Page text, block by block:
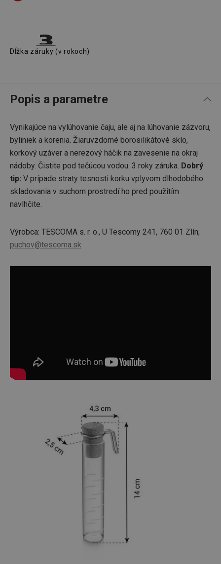
Dĺžka záruky (v rokoch)
Popis a parametre
Vynikajúce na vylúhovanie čaju, ale aj na lúhovanie zázvoru,
byliniek a korenia. Žiaruvzdorné borosilikátové sklo,
korkový uzáver a nerezový háčik na zavesenie na okraj
nádoby. Čistite pod tečúcou vodou. 3 roky záruka. Dobrý
tip: V prípade straty tesnosti korku vplyvom dlhodobého
skladovania v suchom prostredí ho pred použitím
navlhčite.
Výrobca: TESCOMA s. r. o., U Tescomy 241, 760 01 Zlín;
puchov@tescoma.sk